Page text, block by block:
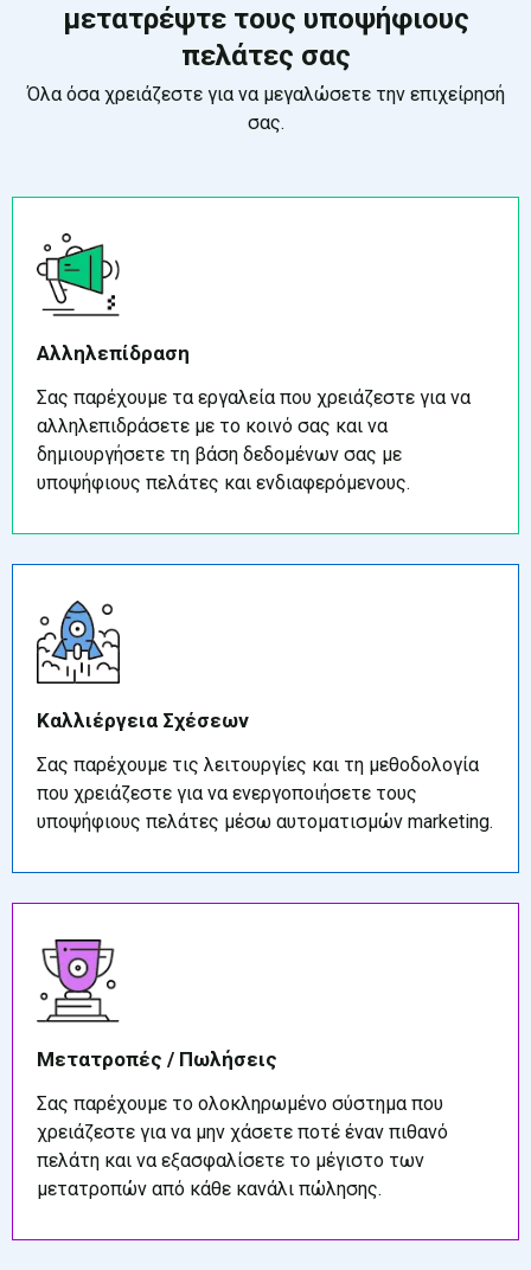
μετατρέψτε τους υποψήφιους
πελάτες σας
Όλα όσα χρειάζεστε για να μεγαλώσετε την επιχείρησή
σας.
Αλληλεπίδραση
Σας παρέχουμε τα εργαλεία που χρειάζεστε για να
αλληλεπιδράσετε με το κοινό σας και να
δημιουργήσετε τη βάση δεδομένων σας με
υποψήφιους πελάτες και ενδιαφερόμενους.
Καλλιέργεια Σχέσεων
Σας παρέχουμε τις λειτουργίες και τη μεθοδολογία
που χρειάζεστε για να ενεργοποιήσετε τους
υποψήφιους πελάτες μέσω αυτοματισμών marketing.
Μετατροπές / Πωλήσεις
Σας παρέχουμε το ολοκληρωμένο σύστημα που
χρειάζεστε για να μην χάσετε ποτέ έναν πιθανό
πελάτη και να εξασφαλίσετε το μέγιστο των
μετατροπών από κάθε κανάλι πώλησης.